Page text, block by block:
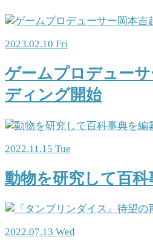
2023.02.10 Fri
ゲームプロデュー
ディング開始
2022.11.15 Tue
動物を研究して百
2022.07.13 Wed